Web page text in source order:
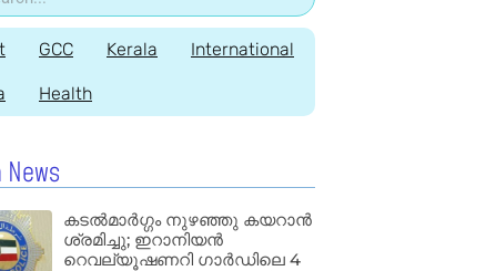
GCC Kerala International
Health
കടൽമാർഗ്ഗം നുഴഞ്ഞു കയറാൻ
ശ്രമിച്ചു; ഇറാനിയൻ
റെവല്യൂഷണറി ഗാർഡിലെ 4